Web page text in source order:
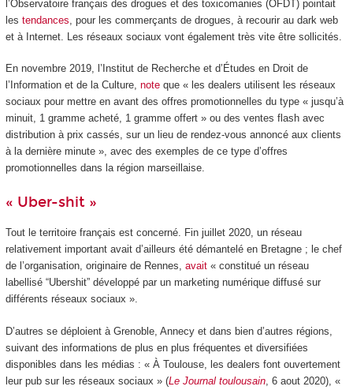
l’Observatoire français des drogues et des toxicomanies (OFDT) pointait
les tendances , pour les commerçants de drogues, à recourir au dark web
et à Internet. Les réseaux sociaux vont également très vite être sollicités.
En novembre 2019, l’Institut de Recherche et d’Études en Droit de
l’Information et de la Culture, noteque « les dealers utilisent les réseaux
sociaux pour mettre en avant des offres promotionnelles du type « jusqu’à
minuit, 1 gramme acheté, 1 gramme offert » ou des ventes flash avec
distribution à prix cassés, sur un lieu de rendez-vous annoncé aux clients
à la dernière minute », avec des exemples de ce type d’offres
promotionnelles dans la région marseillaise.
« Uber-shit »
Tout le territoire français est concerné. Fin juillet 2020, un réseau
relativement important avait d’ailleurs été démantelé en Bretagne ; le chef
de l’organisation, originaire de Rennes, avait« constitué un réseau
labellisé “Ubershit” développé par un marketing numérique diffusé sur
différents réseaux sociaux ».
D’autres se déploient à Grenoble, Annecy et dans bien d’autres régions,
suivant des informations de plus en plus fréquentes et diversifiées
disponibles dans les médias : « À Toulouse, les dealers font ouvertement
leur pub sur les réseaux sociaux » (Le Journal toulousain, 6 aout 2020), «